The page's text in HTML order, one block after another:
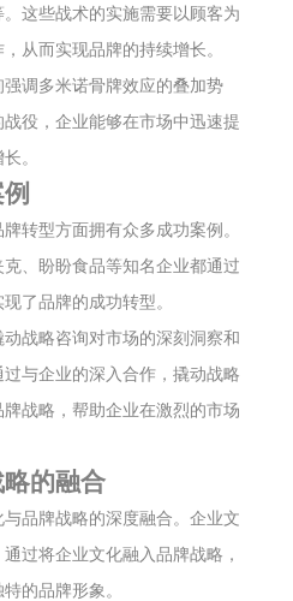
这些战术的实施需要以顾客为
从而实现品牌的持续增长。
调多米诺骨牌效应的叠加势
役，企业能够在市场中迅速提
。
转型方面拥有众多成功案例。
、盼盼食品等知名企业都通过
了品牌的成功转型。
战略咨询对市场的深刻洞察和
与企业的深入合作，撬动战略
战略，帮助企业在激烈的市场
的融合
品牌战略的深度融合。企业文
过将企业文化融入品牌战略，
的品牌形象。